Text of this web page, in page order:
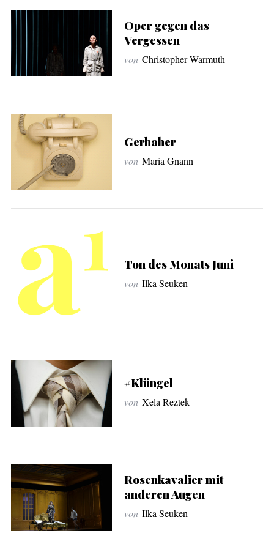
Oper gegen das
Vergessen
von Christopher Warmuth
Gerhaher
von Maria Gnann
Ton des Monats Juni
von Ilka Seuken
#Klüngel
von Xela Reztek
Rosenkavalier mit
anderen Augen
von Ilka Seuken